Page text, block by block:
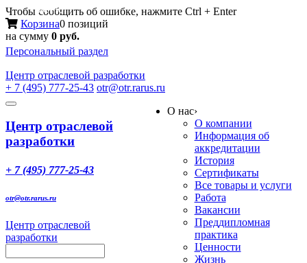
Чтобы сообщить об ошибке, нажмите Ctrl + Enter
Корзина0 позиций
на сумму 0 руб.
Персональный раздел
Центр отраслевой разработки
+ 7 (495) 777-25-43 otr@otr.rarus.ru
Toggle
Меню
Центр отраслевой
разработки
+ 7 (495) 777-25-43
otr@otr.rarus.ru
Центр отраслевой
разработки
О нас›
О компании
Информация об
аккредитации
История
Сертификаты
Все товары и услуги
Работа
Вакансии
Преддипломная
практика
Ценности
Жизнь